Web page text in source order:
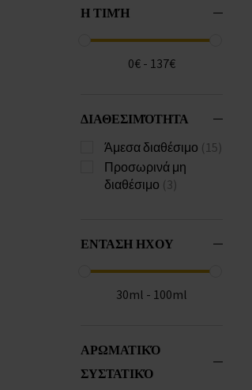
Η ΤΙΜΉ
0€ - 137€
ΔΙΑΘΕΣΙΜΌΤΗΤΑ
Άμεσα διαθέσιμο (15)
Προσωρινά μη
διαθέσιμο (3)
ΕΝΤΑΣΗ ΗΧΟΥ
30ml - 100ml
ΑΡΩΜΑΤΙΚΌ
ΣΥΣΤΑΤΙΚΌ